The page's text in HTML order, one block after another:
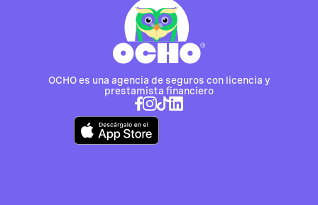
OCHO es una agencia de seguros con licencia y
prestamista financiero